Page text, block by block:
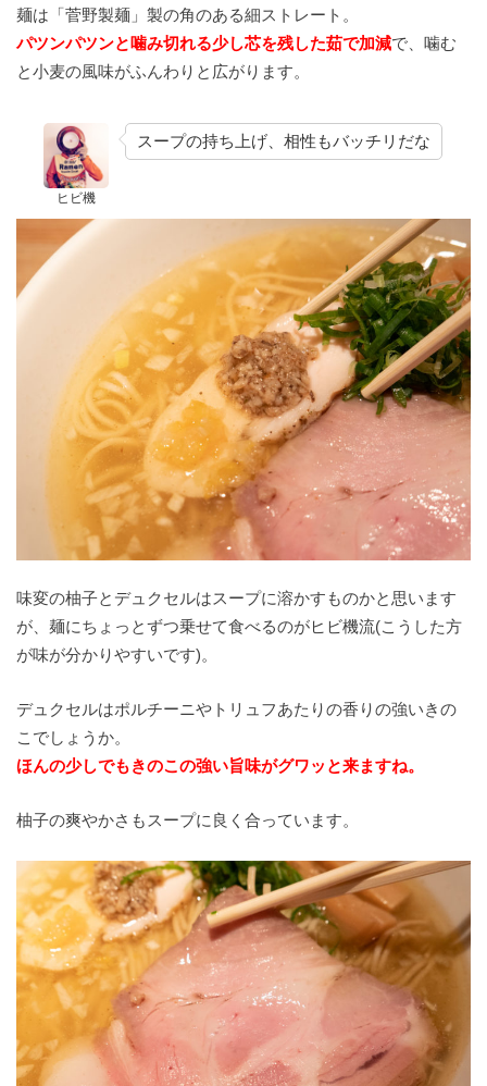
麺は「菅野製麺」製の角のある細ストレート。
パツンパツンと噛み切れる少し芯を残した茹で加減で、噛む
と小麦の風味がふんわりと広がります。
ヒビ機
スープの持ち上げ、相性もバッチリだな
味変の柚子とデュクセルはスープに溶かすものかと思います
が、麺にちょっとずつ乗せて食べるのがヒビ機流(こうした方
が味が分かりやすいです)。
デュクセルはポルチーニやトリュフあたりの香りの強いきの
こでしょうか。
ほんの少しでもきのこの強い旨味がグワッと来ますね。
柚子の爽やかさもスープに良く合っています。